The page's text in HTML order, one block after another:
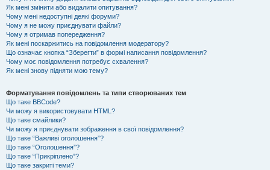
Як мені змінити або видалити опитування?
Чому мені недоступні деякі форуми?
Чому я не можу приєднувати файли?
Чому я отримав попередження?
Як мені поскаржитись на повідомлення модератору?
Що означає кнопка “Зберегти” в формі написання повідомлення?
Чому моє повідомлення потребує схвалення?
Як мені знову підняти мою тему?
Форматування повідомлень та типи створюваних тем
Що таке BBCode?
Чи можу я використовувати HTML?
Що таке смайлики?
Чи можу я приєднувати зображення в свої повідомлення?
Що таке “Важливі оголошення”?
Що таке “Оголошення”?
Що таке “Прикріплено”?
Що таке закриті теми?